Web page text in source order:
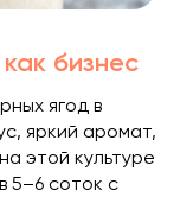
бизнес
ягод в
яркий аромат,
этой культуре
5–6 соток с